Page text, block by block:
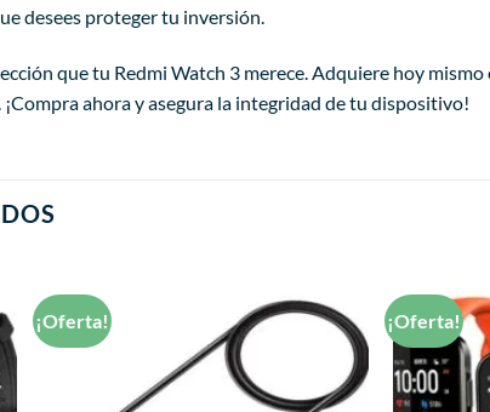
desees proteger tu inversión.
que tu Redmi Watch 3 merece. Adquiere hoy
ahora y asegura la integridad de tu dispositivo!
¡Oferta!
Añadir
deseos
¡Oferta!